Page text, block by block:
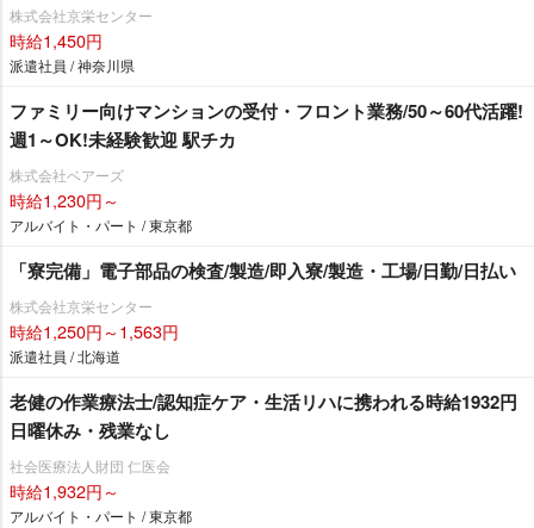
株式会社京栄センター
時給1,450円
派遣社員 / 神奈川県
ファミリー向けマンションの受付・フロント業務/50～60代活躍!
週1～OK!未経験歓迎 駅チカ
株式会社ベアーズ
時給1,230円～
アルバイト・パート / 東京都
「寮完備」電子部品の検査/製造/即入寮/製造・工場/日勤/日払い
株式会社京栄センター
時給1,250円～1,563円
派遣社員 / 北海道
老健の作業療法士/認知症ケア・生活リハに携われる時給1932円
日曜休み・残業なし
社会医療法人財団 仁医会
時給1,932円～
アルバイト・パート / 東京都